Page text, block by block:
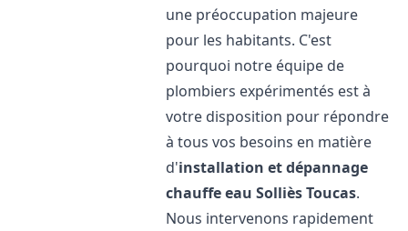
une préoccupation majeure
pour les habitants. C'est
pourquoi notre équipe de
plombiers expérimentés est à
votre disposition pour répondre
à tous vos besoins en matière
d'installation et dépannage
chauffe eau Solliès Toucas.
Nous intervenons rapidement